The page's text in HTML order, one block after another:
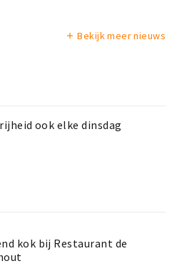
add Bekijk meer nieuws
ook elke dinsdag
kok bij Restaurant de